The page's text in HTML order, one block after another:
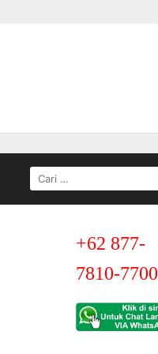
A
R
+62 877-
7810-7700